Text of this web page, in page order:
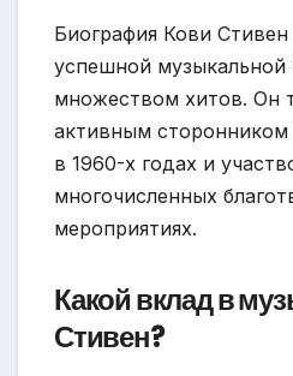
Биография Кови
успешной музыкальной
множеством хитов. Он
активным
в 1960-х годах и
многочисленных
мероприятиях.
Какой вклад в
Стивен?